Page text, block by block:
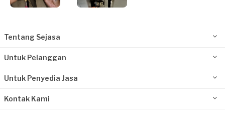
Tentang Sejasa
Untuk Pelanggan
Untuk Penyedia Jasa
Kontak Kami